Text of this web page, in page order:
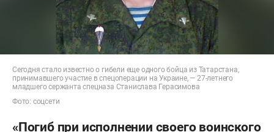
Сегодня стало известно о гибели еще одного бойца из Татарстана,
принимавшего участие в спецоперации на Украине, — 27-летнего
младшего сержанта спецназа Станислава Герасимова
Фото: соцсети
«Погиб при исполнении своего воинского